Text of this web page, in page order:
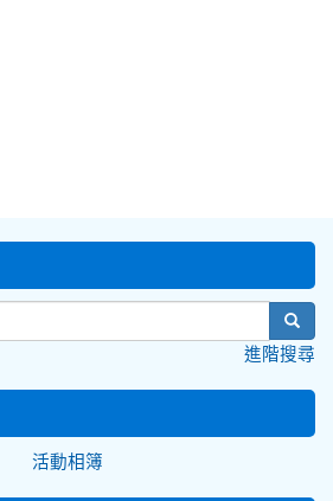
進階搜尋
活動相簿